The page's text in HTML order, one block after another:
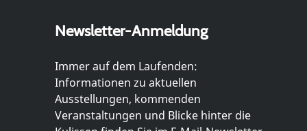
Newsletter-Anmeldung
Immer auf dem Laufenden:
Informationen zu aktuellen
Ausstellungen, kommenden
Veranstaltungen und Blicke hinter die